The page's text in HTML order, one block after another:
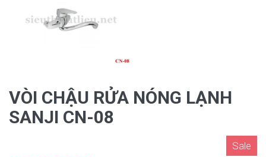
VÒI CHẬU RỬA NÓNG LẠNH
SANJI CN-08
Sale